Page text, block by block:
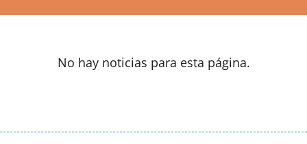
No hay noticias para esta página.